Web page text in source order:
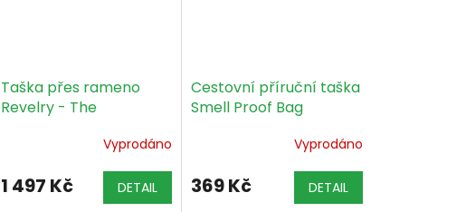
Taška přes rameno
Revelry - The
Vyprodáno
1 497 Kč DETAIL
Cestovní příruční taška
Smell Proof Bag
Vyprodáno
369 Kč DETAIL